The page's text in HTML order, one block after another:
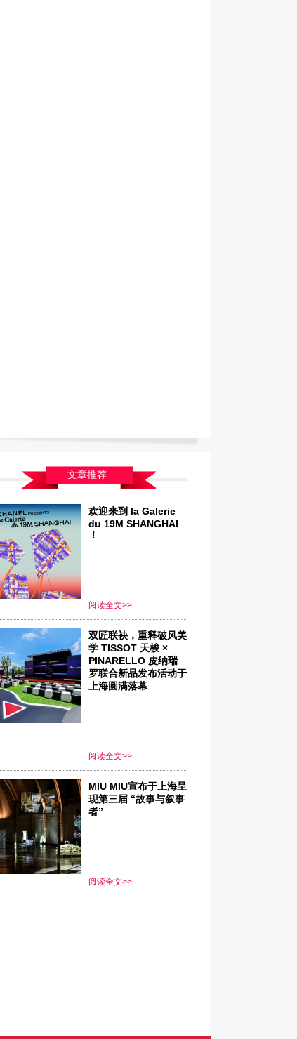
文章推荐
欢迎来到 la Galerie
du 19M SHANGHAI
！
阅读全文>>
双匠联袂，重释破风美
学 TISSOT 天梭 ×
PINARELLO 皮纳瑞
罗联合新品发布活动于
上海圆满落幕
阅读全文>>
MIU MIU宣布于上海呈
现第三届 “故事与叙事
者”
阅读全文>>